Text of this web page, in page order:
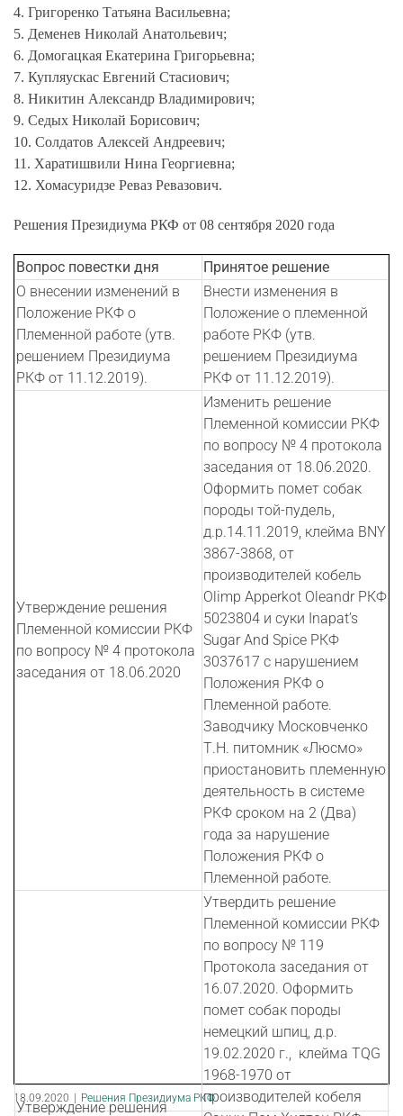
4. Григоренко Татьяна Васильевна;
5. Деменев Николай Анатольевич;
6. Домогацкая Екатерина Григорьевна;
7. Купляускас Евгений Стасиович;
8. Никитин Александр Владимирович;
9. Седых Николай Борисович;
10. Солдатов Алексей Андреевич;
11. Харатишвили Нина Георгиевна;
12. Хомасуридзе Реваз Ревазович.
Решения Президиума РКФ от 08 сентября 2020 года
Вопрос повестки дня
Принятое решение
О внесении изменений в
Положение РКФ о
Племенной работе (утв.
решением Президиума
РКФ от 11.12.2019).
Внести изменения в
Положение о племенной
работе РКФ (утв.
решением Президиума
РКФ от 11.12.2019).
Утверждение решения
Племенной комиссии РКФ
по вопросу № 4 протокола
заседания от 18.06.2020
Изменить решение
Племенной комиссии РКФ
по вопросу № 4 протокола
заседания от 18.06.2020.
Оформить помет собак
породы той-пудель,
д.р.14.11.2019, клейма BNY
3867-3868, от
производителей кобель
Olimp Apperkot Oleandr РКФ
5023804 и суки Inapat’s
Sugar And Spice РКФ
3037617 с нарушением
Положения РКФ о
Племенной работе.
Заводчику Московченко
Т.Н. питомник «Люсмо»
приостановить племенную
деятельность в системе
РКФ сроком на 2 (Два)
года за нарушение
Положения РКФ о
Племенной работе.
Утверждение решения
Утвердить решение
Племенной комиссии РКФ
по вопросу № 119
Протокола заседания от
16.07.2020. Оформить
помет собак породы
немецкий шпиц, д.р.
19.02.2020 г., клейма TQG
1968-1970 от
производителей кобеля
18.09.2020 Решения Президиума РКФ